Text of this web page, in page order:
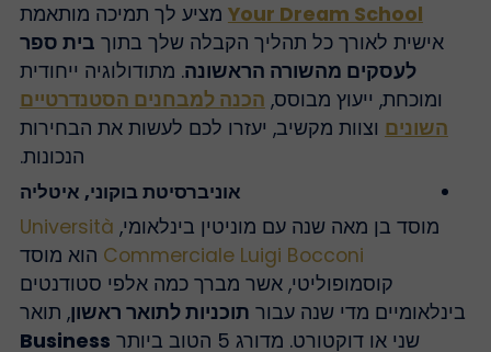
Your Dream Schoolמציע לך תמיכה מותאמת
אישית לאורך כל תהליך הקבלה שלך בתוךבית ספר
לעסקים מהשורה הראשונה. מתודולוגיה ייחודית
ומוכחת, ייעוץ מבוסס,הכנה למבחנים הסטנדרטיים
השוניםוצוות מקשיב, יעזרו לכם לעשות את הבחירות
הנכונות.
אוניברסיטת בוקוני, איטליה
מוסד בן מאה שנה עם מוניטין בינלאומי,Università
Commerciale Luigi Bocconi הוא מוסד
קוסמופוליטי, אשר מברך כמה אלפי סטודנטים
בינלאומיים מדי שנה עבורתוכניות לתואר ראשון, תואר
שני או דוקטורט. מדורג 5 הטוב ביותר
Business